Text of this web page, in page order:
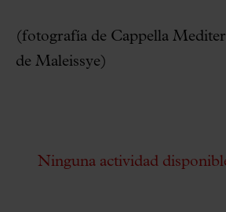
(fotografía de Cappella
de Maleissye)
Ninguna actividad